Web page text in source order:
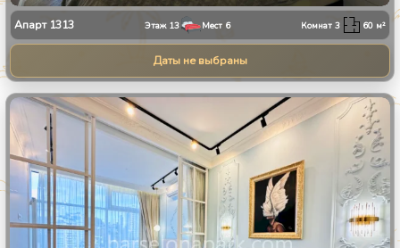
Апарт 1313 Этаж 13 Мест 6 Комнат3 60 м²
Даты не выбраны